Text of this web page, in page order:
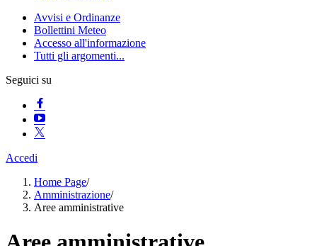
Avvisi e Ordinanze
Bollettini Meteo
Accesso all'informazione
Tutti gli argomenti...
Seguici su
Accedi
Home Page/
Amministrazione/
Aree amministrative